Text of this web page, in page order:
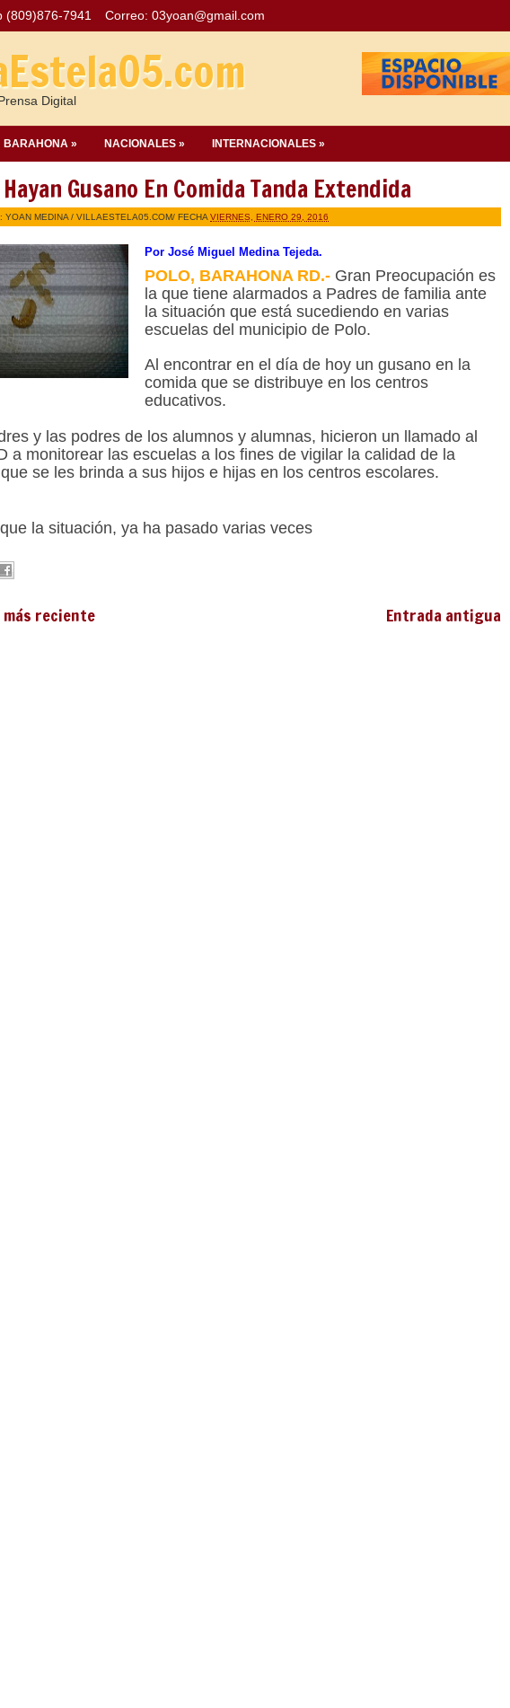
(809)876-7941 Correo: 03yoan@gmail.com
Digital
BARAHONA » NACIONALES » INTERNACIONALES »
Hayan Gusano En Comida Tanda Extendida
YOAN MEDINA / VILLAESTELA05.COM/ FECHA VIERNES, ENERO 29, 2016
Por José Miguel Medina Tejeda.
POLO, BARAHONA RD.- Gran Preocupación es
la que tiene alarmados a Padres de familia ante
la situación que está sucediendo en varias
escuelas del municipio de Polo.
Al encontrar en el día de hoy un gusano en la
comida que se distribuye en los centros
educativos.
y las podres de los alumnos y alumnas, hicieron un llamado al
a monitorear las escuelas a los fines de vigilar la calidad de la
se les brinda a sus hijos e hijas en los centros escolares.
la situación, ya ha pasado varias veces
reciente Entrada antigua